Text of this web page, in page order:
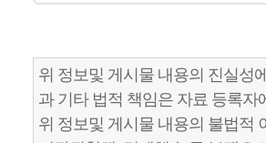
위 정보및 게시물 내용의 진실성
과 기타 법적 책임은 자료 등록자
위 정보및 게시물 내용의 불법적